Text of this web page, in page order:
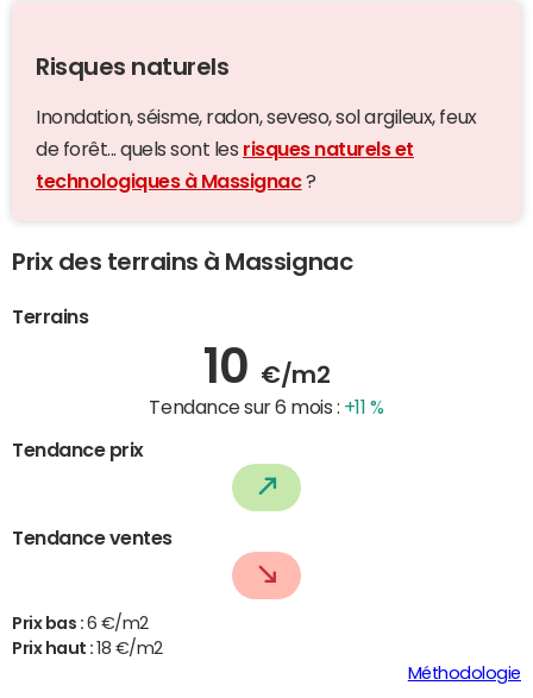
Risques naturels
Inondation, séisme, radon, seveso, sol argileux, feux
de forêt... quels sont les risques naturels et
technologiques à Massignac?
Prix des terrains à Massignac
Terrains
10 €/m2
Tendance sur 6 mois : +11 %
Tendance prix
Tendance ventes
Prix bas : 6 €/m2
Prix haut : 18 €/m2
Méthodologie